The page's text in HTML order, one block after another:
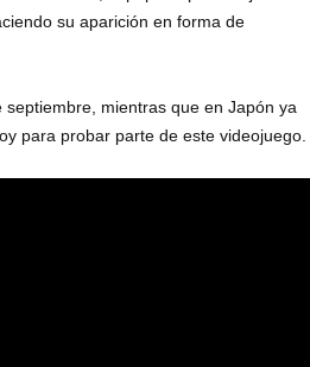
su aparición en forma de
mientras que en Japón ya
para probar parte de este videojuego.